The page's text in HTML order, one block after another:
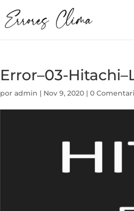
Error–03-
poradmin | Nov 9, 2020 |0